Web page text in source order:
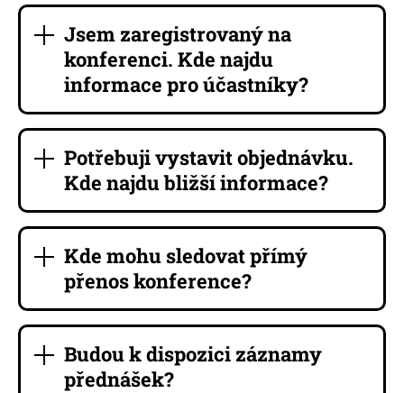
Jsem zaregistrovaný na
konferenci. Kde najdu
informace pro účastníky?
Potřebuji vystavit objednávku.
Kde najdu bližší informace?
Kde mohu sledovat přímý
přenos konference?
Budou k dispozici záznamy
přednášek?